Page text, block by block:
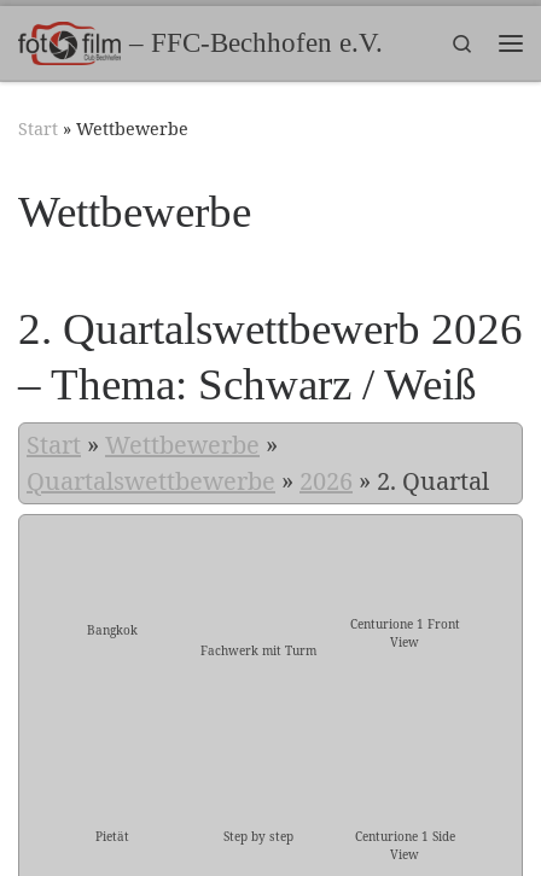
Zum Inhalt springen– FFC-Bechhofen e.V.
Search
Start » Wettbewerbe
Wettbewerbe
2. Quartalswettbewerb 2026
– Thema: Schwarz / Weiß
Start » Wettbewerbe »
Quartalswettbewerbe » 2026 » 2. Quartal
Bangkok
Fachwerk mit Turm
Centurione 1 Front
View
Pietät Step by step
Centurione 1 Side
View